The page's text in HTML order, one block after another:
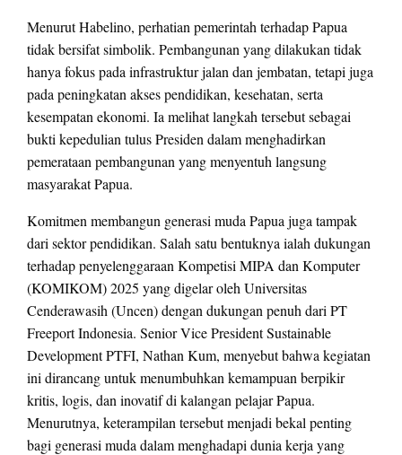
Menurut Habelino, perhatian pemerintah terhadap Papua
tidak bersifat simbolik. Pembangunan yang dilakukan tidak
hanya fokus pada infrastruktur jalan dan jembatan, tetapi juga
pada peningkatan akses pendidikan, kesehatan, serta
kesempatan ekonomi. Ia melihat langkah tersebut sebagai
bukti kepedulian tulus Presiden dalam menghadirkan
pemerataan pembangunan yang menyentuh langsung
masyarakat Papua.
Komitmen membangun generasi muda Papua juga tampak
dari sektor pendidikan. Salah satu bentuknya ialah dukungan
terhadap penyelenggaraan Kompetisi MIPA dan Komputer
(KOMIKOM) 2025 yang digelar oleh Universitas
Cenderawasih (Uncen) dengan dukungan penuh dari PT
Freeport Indonesia. Senior Vice President Sustainable
Development PTFI, Nathan Kum, menyebut bahwa kegiatan
ini dirancang untuk menumbuhkan kemampuan berpikir
kritis, logis, dan inovatif di kalangan pelajar Papua.
Menurutnya, keterampilan tersebut menjadi bekal penting
bagi generasi muda dalam menghadapi dunia kerja yang